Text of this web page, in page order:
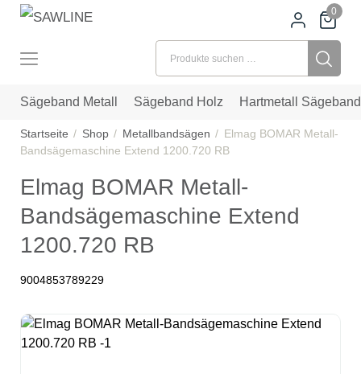
0
Suchen nach:
Sägeband Metall Sägeband Holz Hartmetall Sägeband
Startseite Shop Metallbandsägen
Elmag BOMAR Metall-
Bandsägemaschine Extend 1200.720 RB
Elmag BOMAR Metall-
Bandsägemaschine Extend
1200.720 RB
9004853789229